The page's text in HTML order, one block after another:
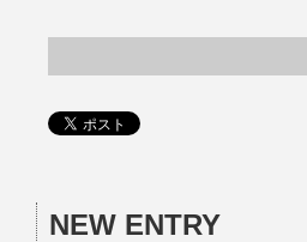
NEW ENTRY